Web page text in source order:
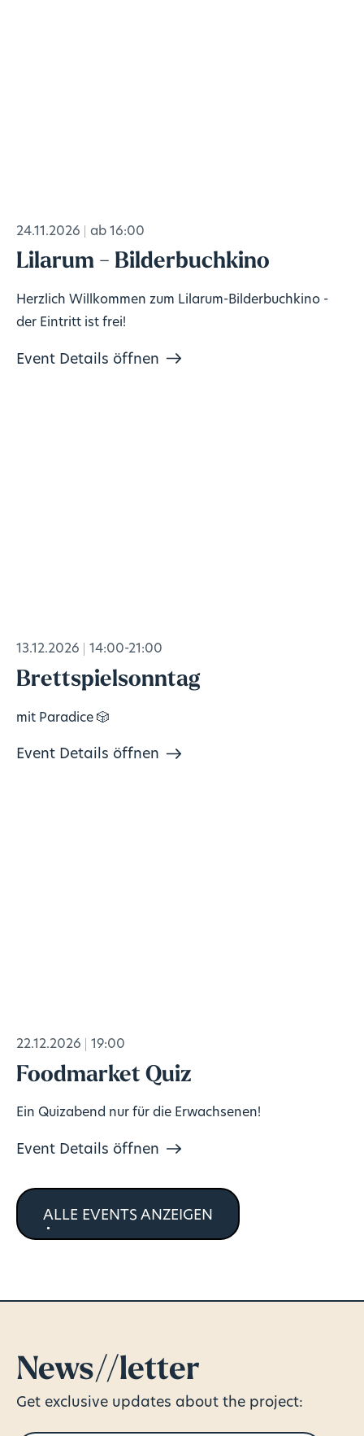
24.11.2026 ab 16:00
Lilarum - Bilderbuchkino
Herzlich Willkommen zum Lilarum-Bilderbuchkino -
der Eintritt ist frei!
Event Details öffnen
13.12.2026 14:00-21:00
Brettspielsonntag
mit Paradice 🎲
Event Details öffnen
22.12.2026 19:00
Foodmarket Quiz
Ein Quizabend nur für die Erwachsenen!
Event Details öffnen
ALLE EVENTS ANZEIGEN
News//letter
Get exclusive updates about the project: